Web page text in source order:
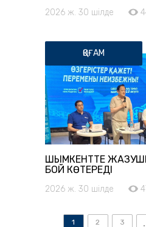
2026 ж. 30 шілде
ҚОҒАМ
ШЫМКЕНТТЕ
БОЙ КӨТЕРЕДІ
2026 ж. 30 шілде
1 2 3